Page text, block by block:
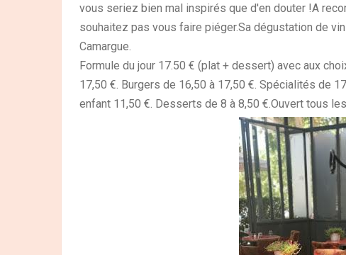
vous seriez bien mal inspirés que d'en douter !A
souhaitez pas vous faire piéger.Sa dégustation de
Camargue.
Formule du jour 17.50 € (plat + dessert) avec aux
17,50 €. Burgers de 16,50 à 17,50 €. Spécialités de
enfant 11,50 €. Desserts de 8 à 8,50 €.Ouvert tous